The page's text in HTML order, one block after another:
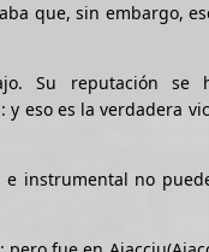
que, sin embargo,
Su reputación se
eso es la verdadera
instrumental no